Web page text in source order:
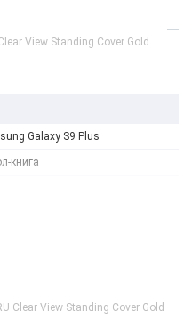
View Standing Cover Gold
Galaxy S9 Plus
книга
Clear View Standing Cover Gold